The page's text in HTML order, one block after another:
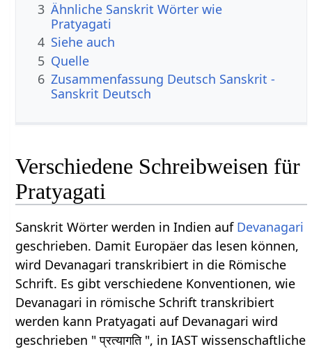
3 Ähnliche Sanskrit Wörter wie
Pratyagati
4 Siehe auch
5 Quelle
6 Zusammenfassung Deutsch Sanskrit -
Sanskrit Deutsch
Verschiedene Schreibweisen für
Pratyagati
Sanskrit Wörter werden in Indien auf Devanagari
geschrieben. Damit Europäer das lesen können,
wird Devanagari transkribiert in die Römische
Schrift. Es gibt verschiedene Konventionen, wie
Devanagari in römische Schrift transkribiert
werden kann Pratyagati auf Devanagari wird
geschrieben " प्रत्यागति ", in IAST wissenschaftliche